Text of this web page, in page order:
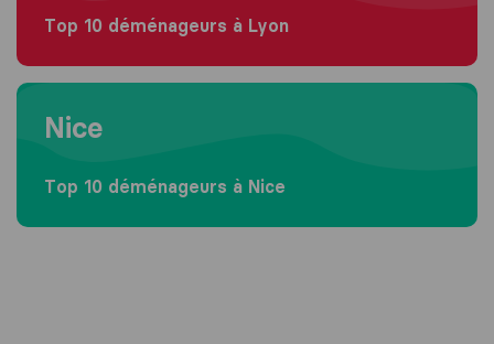
Top 10 déménageurs à Lyon
Moving to Nice
Nice
Top 10 déménageurs à Nice